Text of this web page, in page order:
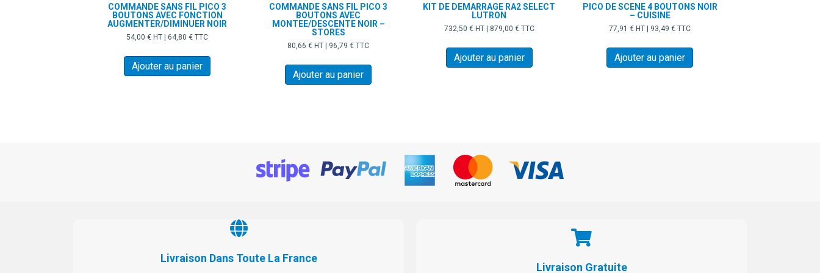
COMMANDE SANS FIL PICO 3
BOUTONS AVEC FONCTION
AUGMENTER/DIMINUER NOIR
54,00€ HT | 64,80€ TTC
Ajouter au panier
COMMANDE SANS FIL PICO 3
BOUTONS AVEC
MONTEE/DESCENTE NOIR –
STORES
80,66€ HT | 96,79€ TTC
Ajouter au panier
KIT DE DEMARRAGE RA2 SELECT
LUTRON
732,50 €HT | 879,00 €TTC
Ajouter au panier
PICO DE SCENE 4 BOUTONS NOIR
– CUISINE
77,91€ HT | 93,49€ TTC
Ajouter au panier
Livraison Dans Toute La France
Livraison Gratuite